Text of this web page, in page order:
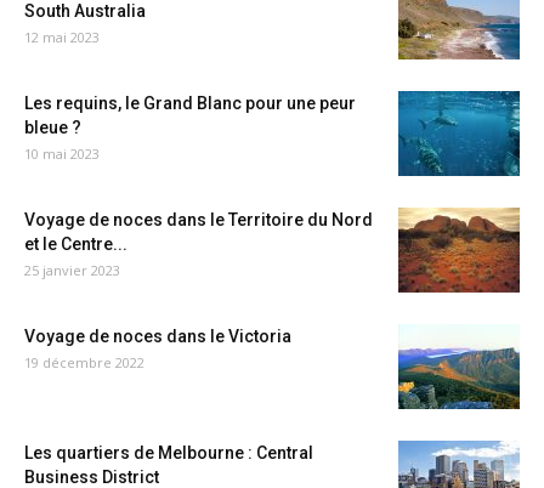
South Australia
12 mai 2023
Les requins, le Grand Blanc pour une peur
bleue ?
10 mai 2023
Voyage de noces dans le Territoire du Nord
et le Centre...
25 janvier 2023
Voyage de noces dans le Victoria
19 décembre 2022
Les quartiers de Melbourne : Central
Business District